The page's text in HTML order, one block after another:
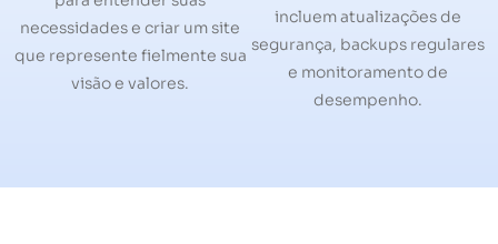
necessidades e criar um site
que represente fielmente sua
visão e valores.
incluem atualizações de
segurança, backups regulares
e monitoramento de
desempenho.